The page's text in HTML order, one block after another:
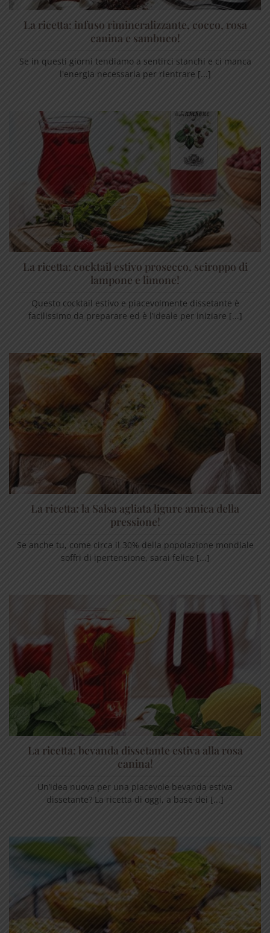
La ricetta: infuso rimineralizzante, cocco, rosa
canina e sambuco!
Se in questi giorni tendiamo a sentirci stanchi e ci manca
l'energia necessaria per rientrare [...]
La ricetta: cocktail estivo prosecco, sciroppo di
lampone e limone!
Questo cocktail estivo e piacevolmente dissetante è
facilissimo da preparare ed è l’ideale per iniziare [...]
La ricetta: la Salsa agliata ligure amica della
pressione!
Se anche tu, come circa il 30% della popolazione mondiale
soffri di ipertensione, sarai felice [...]
La ricetta: bevanda dissetante estiva alla rosa
canina!
Un’idea nuova per una piacevole bevanda estiva
dissetante? La ricetta di oggi, a base dei [...]